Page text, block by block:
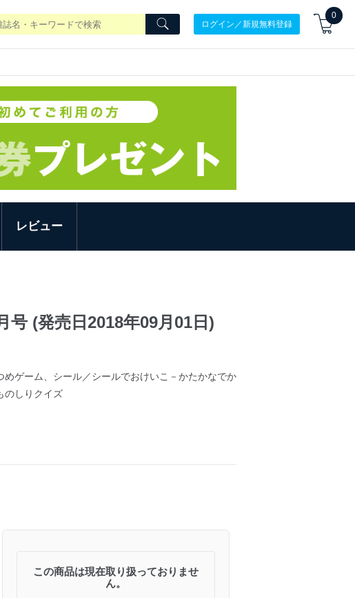
ログイン／新規無料登録
0
レビュー
(発売日2018年09月01日)
ゲーム、シール／シールでおけいこ－かたかなでか
のしりクイズ
この商品は現在取り扱っておりませ
ん。